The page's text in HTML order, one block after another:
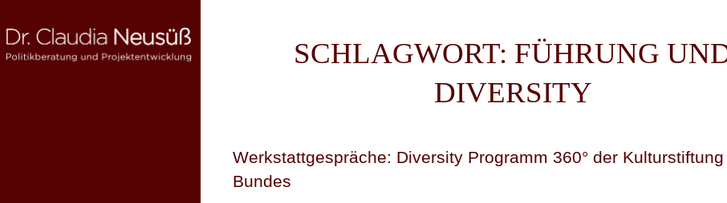
to
content
SCHLAGWORT: FÜHRUNG
DIVERSITY
Werkstattgespräche: Diversity Programm 360° der
Bundes